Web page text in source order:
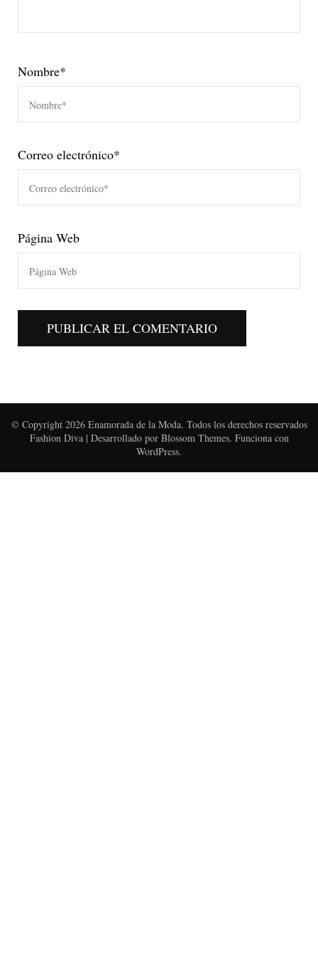
Nombre*
Correo electrónico*
Página Web
© Copyright 2026 Enamorada de la Moda. Todos los derechos reservados
Fashion Diva | Desarrollado por Blossom Themes. Funciona con
WordPress.